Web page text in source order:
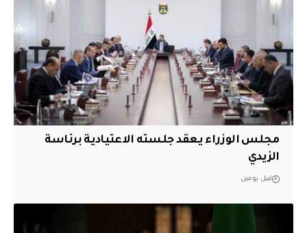
مجلس الوزراء يعقد جلسته الاعتيادية برئاسة
الزيدي
قبل يومين